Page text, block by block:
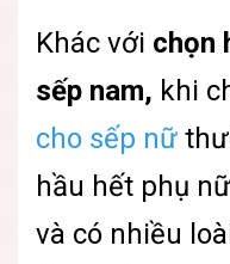
Khác với chọn
sếp nam, khi
cho sếp nữ
hầu hết phụ
và có nhiều